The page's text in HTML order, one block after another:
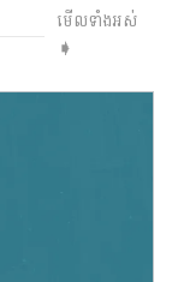
មើលទាំងអស់
➧